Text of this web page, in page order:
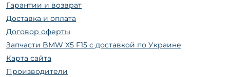
Гарантии и возврат
Доставка и оплата
Договор оферты
Запчасти BMW X5 F15 с доставкой по Украине
Карта сайта
Производители